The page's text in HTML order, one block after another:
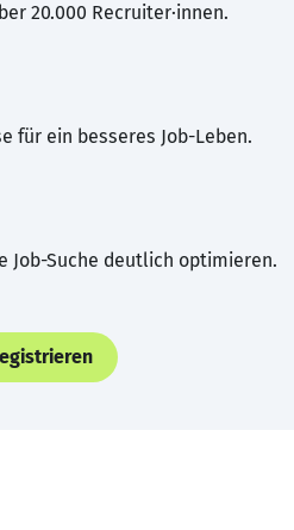
20.000 Recruiter·innen.
für ein besseres Job-Leben.
Job-Suche deutlich optimieren.